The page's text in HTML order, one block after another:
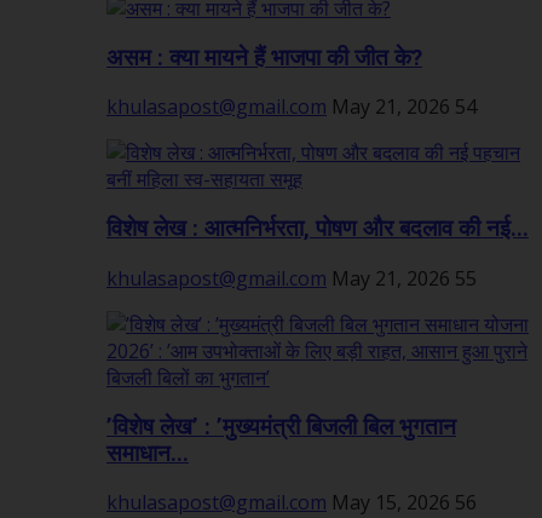
असम : क्या मायने हैं भाजपा की जीत के?
khulasapost@gmail.com May 21, 2026 54
विशेष लेख : आत्मनिर्भरता, पोषण और बदलाव की नई...
khulasapost@gmail.com May 21, 2026 55
’विशेष लेख’ : ’मुख्यमंत्री बिजली बिल भुगतान
समाधान...
khulasapost@gmail.com May 15, 2026 56